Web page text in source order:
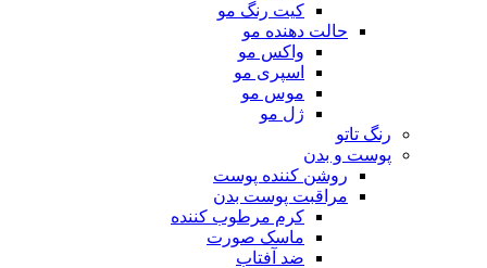
کیت رنگ مو
حالت دهنده مو
واکس مو
اسپری مو
موس مو
ژل مو
رنگ تاتو
پوست و بدن
روشن کننده پوست
مراقبت پوست بدن
کرم مرطوب کننده
ماسک صورت
ضد آفتاب